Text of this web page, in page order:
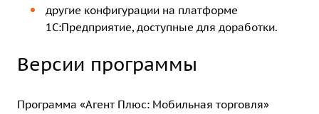
другие конфигурации на платформе
1С:Предприятие, доступные для доработки.
Версии программы
Программа «Агент Плюс: Мобильная торговля»